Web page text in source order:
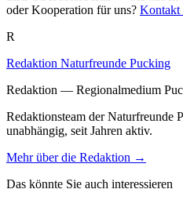
oder Kooperation für uns? Kontakt
R
Redaktion Naturfreunde Pucking
Redaktion — Regionalmedium
Redaktionsteam der
unabhängig, seit Jahren aktiv.
Mehr über die Redaktion →
Das könnte Sie auch interessieren